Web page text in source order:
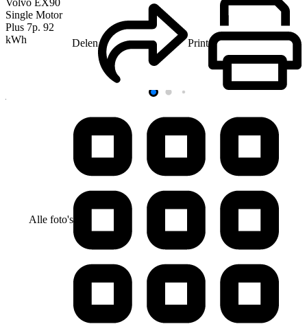
Volvo EX90
Single Motor
Plus 7p. 92
kWh
Delen Print
Alle foto's